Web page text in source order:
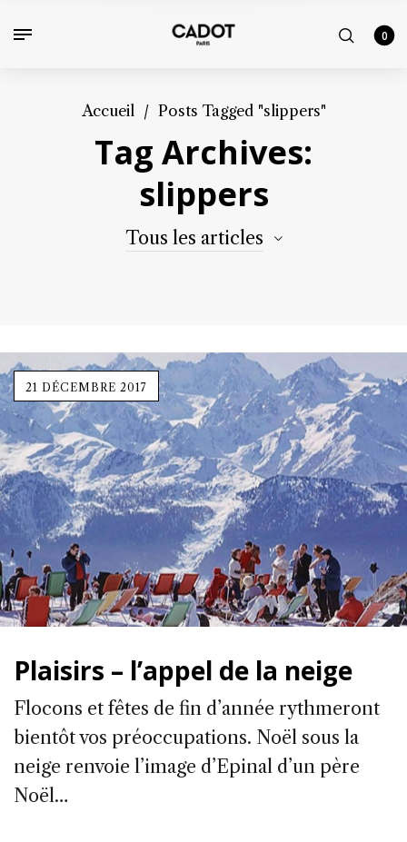
0
Accueil / Posts Tagged "slippers"
Tag Archives:
slippers
Tous les articles
21 DÉCEMBRE 2017
Plaisirs – l’appel de la neige
Flocons et fêtes de fin d’année rythmeront
bientôt vos préoccupations. Noël sous la
neige renvoie l’image d’Epinal d’un père
Noël…